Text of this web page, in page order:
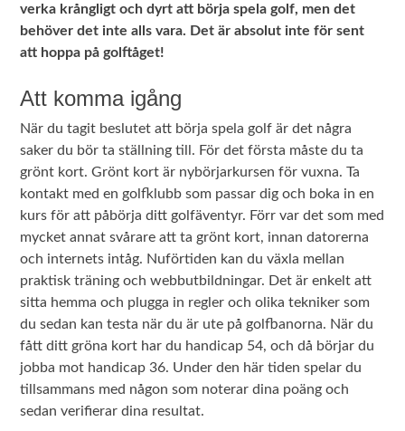
verka krångligt och dyrt att börja spela golf, men det
behöver det inte alls vara. Det är absolut inte för sent
att hoppa på golftåget!
Att komma igång
När du tagit beslutet att börja spela golf är det några
saker du bör ta ställning till. För det första måste du ta
grönt kort. Grönt kort är nybörjarkursen för vuxna. Ta
kontakt med en golfklubb som passar dig och boka in en
kurs för att påbörja ditt golfäventyr. Förr var det som med
mycket annat svårare att ta grönt kort, innan datorerna
och internets intåg. Nuförtiden kan du växla mellan
praktisk träning och webbutbildningar. Det är enkelt att
sitta hemma och plugga in regler och olika tekniker som
du sedan kan testa när du är ute på golfbanorna. När du
fått ditt gröna kort har du handicap 54, och då börjar du
jobba mot handicap 36. Under den här tiden spelar du
tillsammans med någon som noterar dina poäng och
sedan verifierar dina resultat.